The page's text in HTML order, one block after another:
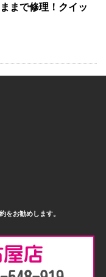
まで修理！クイッ
をお勧めします。